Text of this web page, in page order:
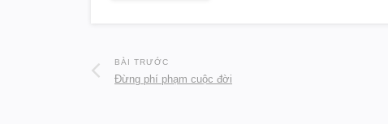
BÀI TRƯỚC
Đừng phí phạm cuộc đời